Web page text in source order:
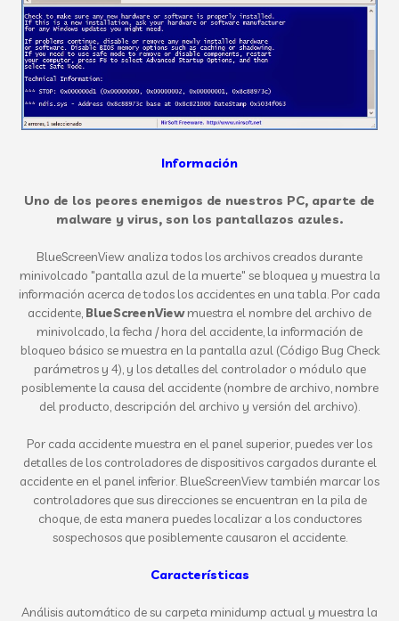
Información
Uno de los peores enemigos de nuestros PC, aparte de
malware y virus, son los pantallazos azules.
BlueScreenView analiza todos los archivos creados durante
minivolcado "pantalla azul de la muerte" se bloquea y muestra la
información acerca de todos los accidentes en una tabla. Por cada
accidente, BlueScreenViewmuestra el nombre del archivo de
minivolcado, la fecha / hora del accidente, la información de
bloqueo básico se muestra en la pantalla azul (Código Bug Check
parámetros y 4), y los detalles del controlador o módulo que
posiblemente la causa del accidente (nombre de archivo, nombre
del producto, descripción del archivo y versión del archivo).
Por cada accidente muestra en el panel superior, puedes ver los
detalles de los controladores de dispositivos cargados durante el
accidente en el panel inferior. BlueScreenView también marcar los
controladores que sus direcciones se encuentran en la pila de
choque, de esta manera puedes localizar a los conductores
sospechosos que posiblemente causaron el accidente.
Características
Análisis automático de su carpeta minidump actual y muestra la